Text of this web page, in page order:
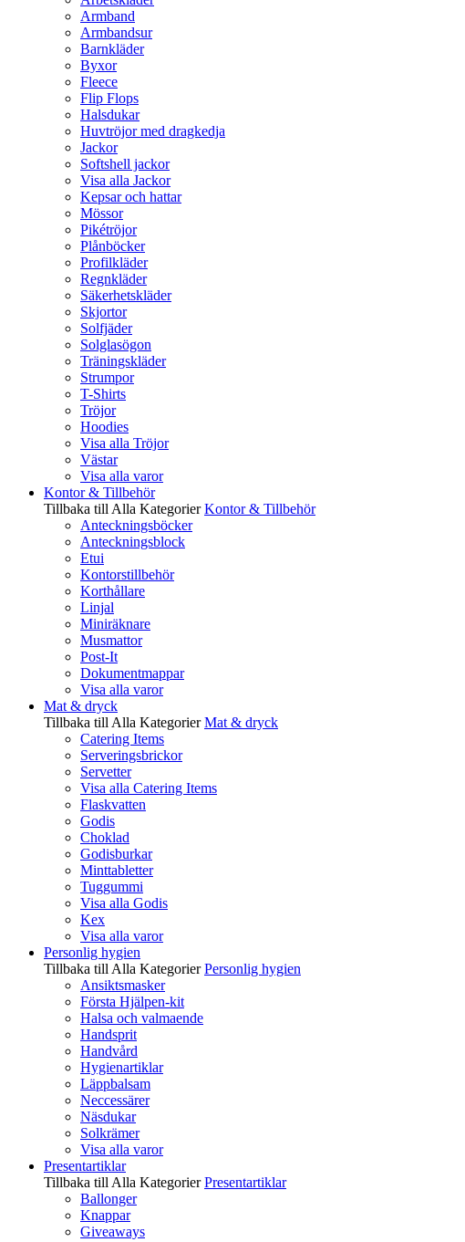
Armband
Armbandsur
Barnkläder
Byxor
Fleece
Flip Flops
Halsdukar
Huvtröjor med dragkedja
Jackor
Softshell jackor
Visa alla Jackor
Kepsar och hattar
Mössor
Pikétröjor
Plånböcker
Profilkläder
Regnkläder
Säkerhetskläder
Skjortor
Solfjäder
Solglasögon
Träningskläder
Strumpor
T-Shirts
Tröjor
Hoodies
Visa alla Tröjor
Västar
Visa alla varor
Kontor & Tillbehör
Tillbaka till Alla Kategorier Kontor & Tillbehör
Anteckningsböcker
Anteckningsblock
Etui
Kontorstillbehör
Korthållare
Linjal
Miniräknare
Musmattor
Post-It
Dokumentmappar
Visa alla varor
Mat & dryck
Tillbaka till Alla Kategorier Mat & dryck
Catering Items
Serveringsbrickor
Servetter
Visa alla Catering Items
Flaskvatten
Godis
Choklad
Godisburkar
Minttabletter
Tuggummi
Visa alla Godis
Kex
Visa alla varor
Personlig hygien
Tillbaka till Alla Kategorier Personlig hygien
Ansiktsmasker
Första Hjälpen-kit
Halsa och valmaende
Handsprit
Handvård
Hygienartiklar
Läppbalsam
Neccessärer
Näsdukar
Solkrämer
Visa alla varor
Presentartiklar
Tillbaka till Alla Kategorier Presentartiklar
Ballonger
Knappar
Giveaways